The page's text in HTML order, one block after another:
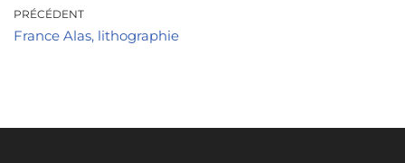
PRÉCÉDENT
France Alas, lithographie